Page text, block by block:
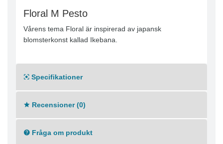
Floral M Pesto
Vårens tema Floral är inspirerad av japansk
blomsterkonst kallad Ikebana.
Specifikationer
Recensioner (0)
Fråga om produkt